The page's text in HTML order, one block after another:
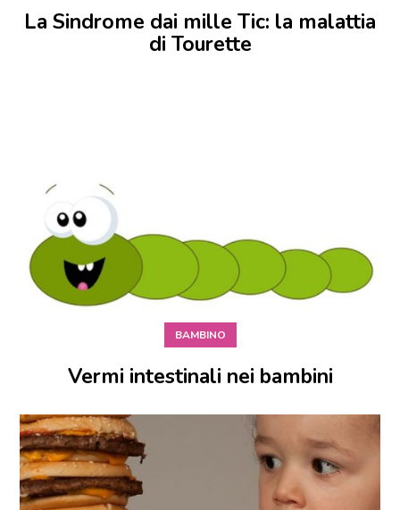
La Sindrome dai mille Tic: la malattia
di Tourette
BAMBINO
Vermi intestinali nei bambini